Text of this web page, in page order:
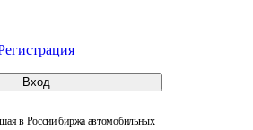
Вход
в России биржа автомобильных